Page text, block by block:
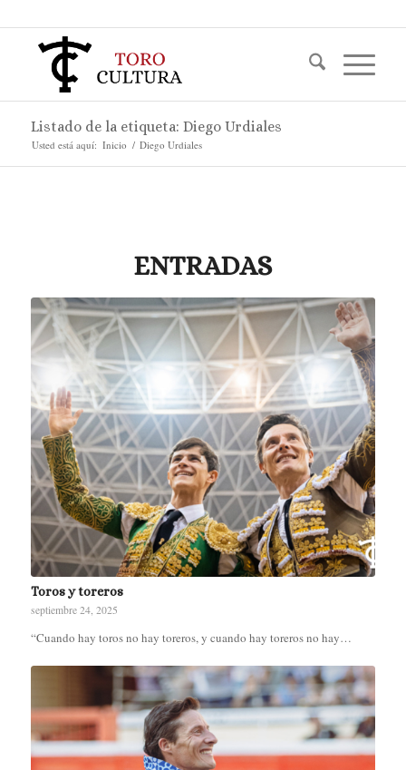
Listado de la etiqueta: Diego Urdiales
Usted está aquí: Inicio / Diego Urdiales
ENTRADAS
Toros y toreros
septiembre 24, 2025
“Cuando hay toros no hay toreros, y cuando hay toreros no hay…